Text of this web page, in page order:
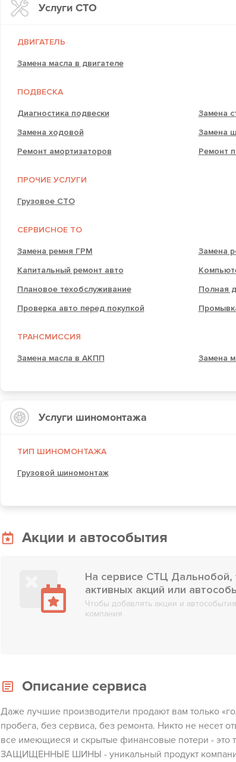
Услуги СТО
ДВИГАТЕЛЬ
Замена масла в двигателе
ПОДВЕСКА
Диагностика подвески
Замена
Замена ходовой
Замена
Ремонт амортизаторов
Ремонт
ПРОЧИЕ УСЛУГИ
Грузовое СТО
СЕРВИСНОЕ ТО
Замена ремня ГРМ
Замена
Капитальный ремонт авто
Плановое техобслуживание
Полная
Проверка авто перед покупкой
ТРАНСМИССИЯ
Замена масла в АКПП Замена
Услуги шиномонтажа
ТИП ШИНОМОНТАЖА
Грузовой шиномонтаж
Акции и автособытия
На сервисе СТЦ Дальнобой,
активных акций или
Чтобы добавлять акции и
компания
Описание сервиса
Даже лучшие производители продают вам только
пробега, без сервиса, без ремонта. Никто не несет
все имеющиеся и скрытые финансовые потери - это
ЗАЩИЩЕННЫЕ ШИНЫ - уникальный продукт